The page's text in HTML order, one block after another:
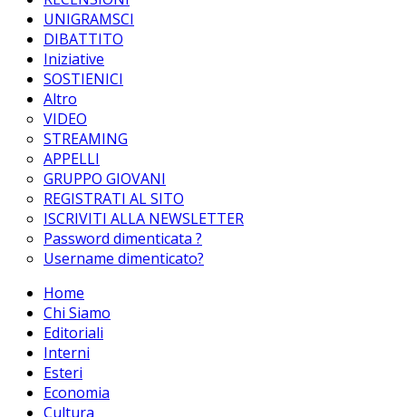
UNIGRAMSCI
DIBATTITO
Iniziative
SOSTIENICI
Altro
VIDEO
STREAMING
APPELLI
GRUPPO GIOVANI
REGISTRATI AL SITO
ISCRIVITI ALLA NEWSLETTER
Password dimenticata ?
Username dimenticato?
Home
Chi Siamo
Editoriali
Interni
Esteri
Economia
Cultura